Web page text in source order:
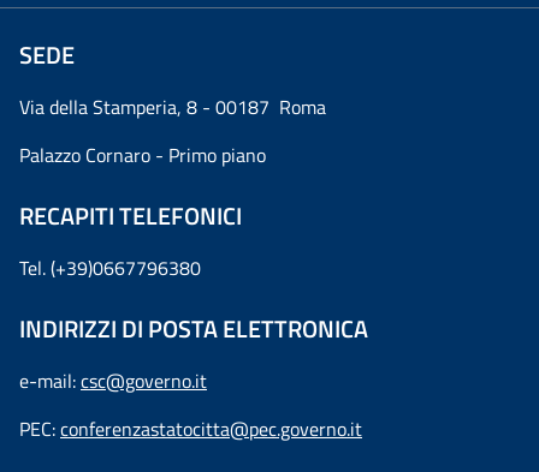
SEDE
Via della Stamperia, 8 - 00187 Roma
Palazzo Cornaro - Primo piano
RECAPITI TELEFONICI
Tel. (+39)0667796380
INDIRIZZI DI POSTA ELETTRONICA
e-mail:csc@governo.it
PEC:conferenzastatocitta@pec.governo.it